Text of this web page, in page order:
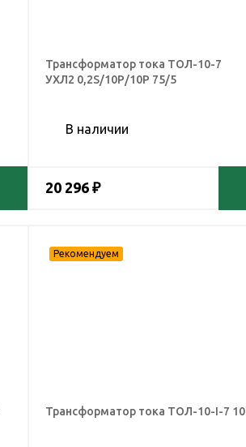
Трансформатор тока ТОЛ-10-7
УХЛ2 0,2S/10Р/10Р 75/5
В наличии
20 296 ₽
Трансформатор тока ТОЛ-10-I-7 10